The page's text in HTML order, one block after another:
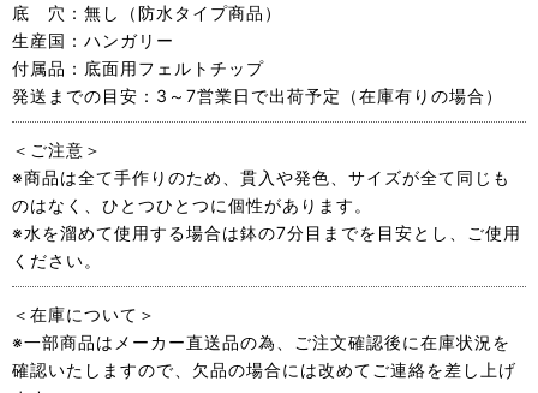
底 穴：無し（防水タイプ商品）
生産国：ハンガリー
付属品：底面用フェルトチップ
発送までの目安：3～7営業日で出荷予定（在庫有りの場合）
＜ご注意＞
※商品は全て手作りのため、貫入や発色、サイズが全て同じも
のはなく、ひとつひとつに個性があります。
※水を溜めて使用する場合は鉢の7分目までを目安とし、ご使用
ください。
＜在庫について＞
※一部商品はメーカー直送品の為、ご注文確認後に在庫状況を
確認いたしますので、欠品の場合には改めてご連絡を差し上げ